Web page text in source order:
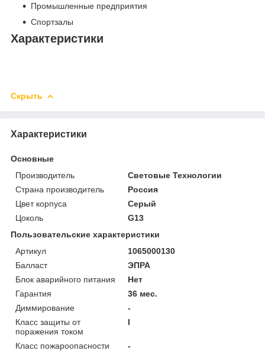
Промышленные предприятия
Спортзалы
Характеристики
Скрыть
Характеристики
Основные
Производитель
Световые Технологии
Страна производитель
Россия
Цвет корпуса
Серый
Цоколь
G13
Пользовательские характеристики
Артикул
1065000130
Балласт
ЭПРА
Блок аварийного питания
Нет
Гарантия
36 мес.
Диммирование
-
Класс защиты от
поражения током
I
Класс пожароопасности
-